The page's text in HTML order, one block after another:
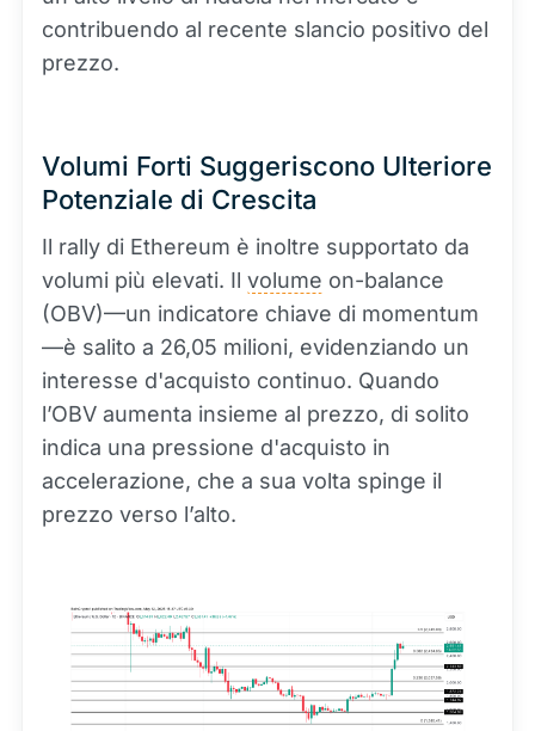
contribuendo al recente slancio positivo del
prezzo.
Volumi Forti Suggeriscono Ulteriore
Potenziale di Crescita
Il rally di Ethereum è inoltre supportato da
volumi più elevati. Il volume on-balance
(OBV)—un indicatore chiave di momentum
—è salito a 26,05 milioni, evidenziando un
interesse d'acquisto continuo. Quando
l’OBV aumenta insieme al prezzo, di solito
indica una pressione d'acquisto in
accelerazione, che a sua volta spinge il
prezzo verso l’alto.